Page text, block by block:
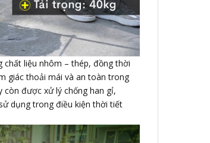
chất liệu nhôm – thép, đồng thời
giác thoải mái và an toàn trong
còn được xử lý chống han gỉ,
dụng trong điều kiện thời tiết